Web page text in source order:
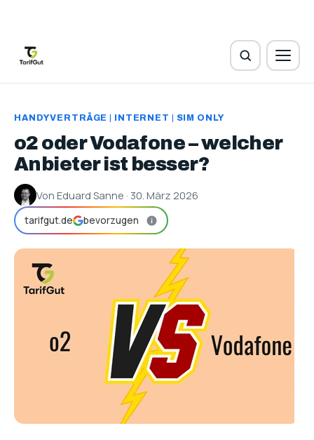
HANDYVERTRÄGE INTERNET SIM ONLY
o2 oder Vodafone – welcher
Anbieter ist besser?
Von Eduard Sanne · 30. März 2026
tarifgut.de bevorzugen